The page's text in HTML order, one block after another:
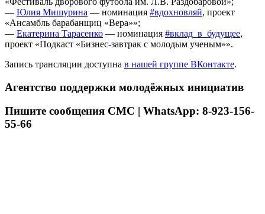
— Юлия Мишурина — номинация #вдохновляй, проект
«Ансамбль барабанщиц «Вера»»;
— Екатерина Тарасенко — номинация #вклад_в_будущее,
проект «Подкаст «Бизнес-завтрак с молодым ученым»».
Запись трансляции доступна в нашей группе ВКонтакте.
Агентство поддержки молодёжных инициатив
Пишите сообщения СМС | WhatsApp: 8-923-156-
55-66